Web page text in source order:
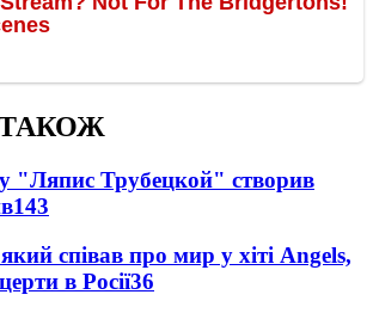
"Ляпис Трубецкой" створив
143
співав про мир у хіті Angels,
в Росії36